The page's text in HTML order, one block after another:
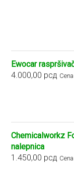
Ewocar
4.000,00 рсд
Chemicalworkz
nalepnica
1.450,00 рсд